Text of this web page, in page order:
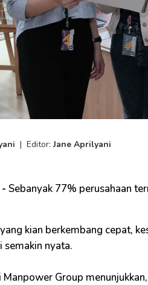
| Editor:Jane Aprilyani
Sebanyak 77% perusahaan
kian berkembang cepat,
semakin nyata.
Group